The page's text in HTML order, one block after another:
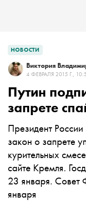
НОВОСТИ
Виктория
4 ФЕВРАЛЯ 2015 Г.,
Путин
запрете
Президент
закон о запрете
курительных
сайте Кремля.
23 января. Совет
января